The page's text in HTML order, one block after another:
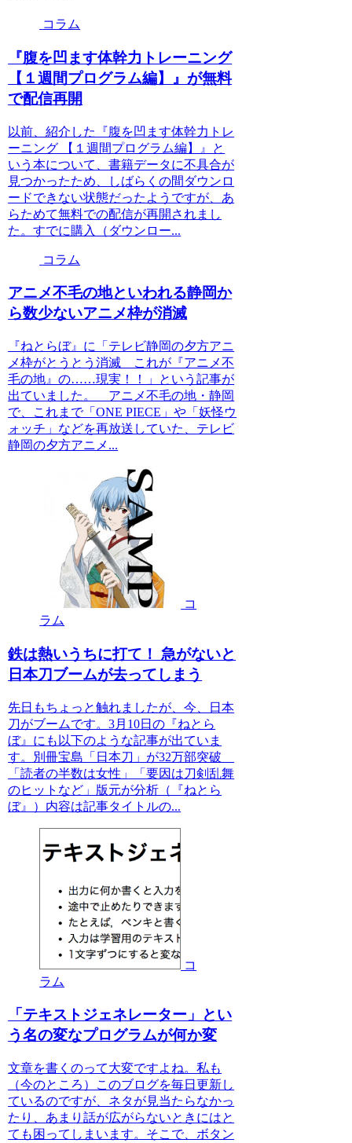
コラム
『腹を凹ます体幹力トレーニング
【１週間プログラム編】』が無料
で配信再開
以前、紹介した『腹を凹ます体幹力トレ
ーニング 【１週間プログラム編】』と
いう本について、書籍データに不具合が
見つかったため、しばらくの間ダウンロ
ードできない状態だったようですが、あ
らためて無料での配信が再開されまし
た。すでに購入（ダウンロー...
コラム
アニメ不毛の地といわれる静岡か
ら数少ないアニメ枠が消滅
『ねとらぼ』に「テレビ静岡の夕方アニ
メ枠がとうとう消滅 これが『アニメ不
毛の地』の……現実！！」という記事が
出ていました。 アニメ不毛の地・静岡
で、これまで「ONE PIECE」や「妖怪ウ
ォッチ」などを再放送していた、テレビ
静岡の夕方アニメ...
コ
ラム
鉄は熱いうちに打て！ 急がないと
日本刀ブームが去ってしまう
先日もちょっと触れましたが、今、日本
刀がブームです。3月10日の『ねとら
ぼ』にも以下のような記事が出ていま
す。別冊宝島「日本刀」が32万部突破
「読者の半数は女性」「要因は刀剣乱舞
のヒットなど」版元が分析（『ねとら
ぼ』）内容は記事タイトルの...
コ
ラム
「テキストジェネレーター」とい
う名の変なプログラムが何か変
文章を書くのって大変ですよね。私も
（今のところ）このブログを毎日更新し
ているのですが、ネタが見当たらなかっ
たり、あまり話が広がらないときにはと
ても困ってしまいます。そこで、ボタン